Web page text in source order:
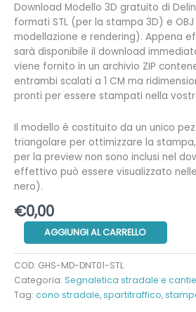
Download Modello 3D gratuito di
formati STL (per la stampa 3D) e
modellazione e rendering). Appena
sarà disponibile il download
viene fornito in un archivio ZIP
entrambi scalati a 1 CM ma
pronti per essere stampati nella
Il modello è costituito da un unico
triangolare per ottimizzare la
per la preview non sono inclusi nel
effettivo può essere visualizzato
nero).
€0,00
Delineatore
flessibile
quantità
AGGIUNGI AL CARRELLO
COD: GHS-MD-DNT01-STL
Categoria: Segnaletica stradale e
Tag: cono stradale,spartitraffico,